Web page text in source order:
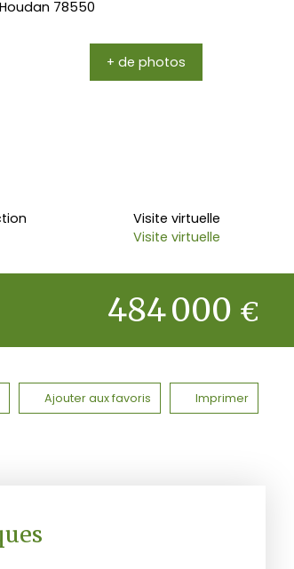
+ de photos
Visite virtuelle
Visite virtuelle
484 000 €
Ajouter aux favoris Imprimer